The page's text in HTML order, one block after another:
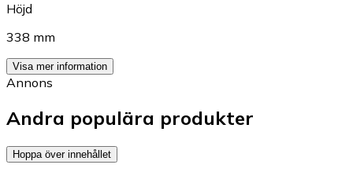
Höjd
338 mm
Visa mer information
Annons
Andra populära produkter
Hoppa över innehållet